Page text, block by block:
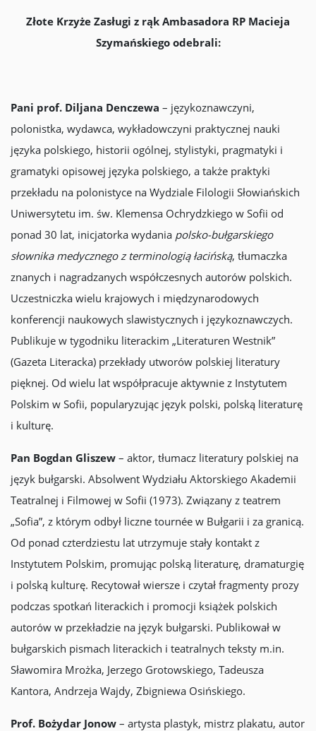
Złote Krzyże Zasługi z rąk Ambasadora RP Macieja
Szymańskiego odebrali:
Pani prof. Diljana Denczewa – językoznawczyni,
polonistka, wydawca, wykładowczyni praktycznej nauki
języka polskiego, historii ogólnej, stylistyki, pragmatyki i
gramatyki opisowej języka polskiego, a także praktyki
przekładu na polonistyce na Wydziale Filologii Słowiańskich
Uniwersytetu im. św. Klemensa Ochrydzkiego w Sofii od
ponad 30 lat, inicjatorka wydania polsko-bułgarskiego
słownika medycznego z terminologią łacińską, tłumaczka
znanych i nagradzanych współczesnych autorów polskich.
Uczestniczka wielu krajowych i międzynarodowych
konferencji naukowych slawistycznych i językoznawczych.
Publikuje w tygodniku literackim „Literaturen Westnik”
(Gazeta Literacka) przekłady utworów polskiej literatury
pięknej. Od wielu lat współpracuje aktywnie z Instytutem
Polskim w Sofii, popularyzując język polski, polską literaturę
i kulturę.
Pan Bogdan Gliszew – aktor, tłumacz literatury polskiej na
język bułgarski. Absolwent Wydziału Aktorskiego Akademii
Teatralnej i Filmowej w Sofii (1973). Związany z teatrem
„Sofia”, z którym odbył liczne tournée w Bułgarii i za granicą.
Od ponad czterdziestu lat utrzymuje stały kontakt z
Instytutem Polskim, promując polską literaturę, dramaturgię
i polską kulturę. Recytował wiersze i czytał fragmenty prozy
podczas spotkań literackich i promocji książek polskich
autorów w przekładzie na język bułgarski. Publikował w
bułgarskich pismach literackich i teatralnych teksty m.in.
Sławomira Mrożka, Jerzego Grotowskiego, Tadeusza
Kantora, Andrzeja Wajdy, Zbigniewa Osińskiego.
Prof. Bożydar Jonow – artysta plastyk, mistrz plakatu, autor